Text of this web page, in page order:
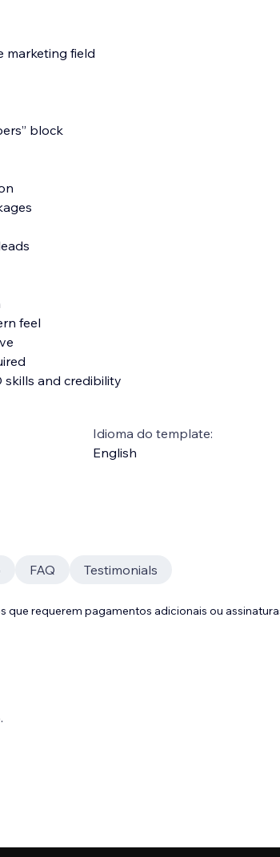
marketing field
block
feel
skills and credibility
Idioma do template:
English
FAQ Testimonials
que requerem pagamentos adicionais ou